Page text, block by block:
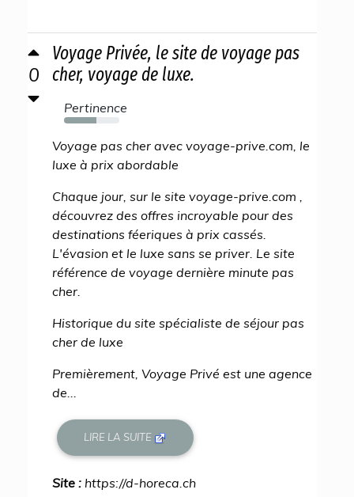
0
Voyage Privée, le site de voyage pas
cher, voyage de luxe.
Pertinence
59%
Voyage pas cher avec voyage-prive.com, le
luxe à prix abordable
Chaque jour, sur le site voyage-prive.com ,
découvrez des offres incroyable pour des
destinations féeriques à prix cassés.
L'évasion et le luxe sans se priver. Le site
référence de voyage dernière minute pas
cher.
Historique du site spécialiste de séjour pas
cher de luxe
Premièrement, Voyage Privé est une agence
de...
LIRE LA SUITE
Site : https://d-horeca.ch